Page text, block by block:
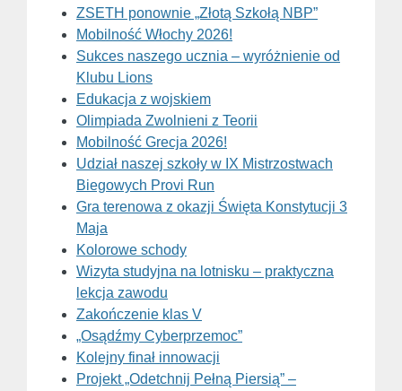
ZSETH ponownie „Złotą Szkołą NBP”
Mobilność Włochy 2026!
Sukces naszego ucznia – wyróżnienie od
Klubu Lions
Edukacja z wojskiem
Olimpiada Zwolnieni z Teorii
Mobilność Grecja 2026!
Udział naszej szkoły w IX Mistrzostwach
Biegowych Provi Run
Gra terenowa z okazji Święta Konstytucji 3
Maja
Kolorowe schody
Wizyta studyjna na lotnisku – praktyczna
lekcja zawodu
Zakończenie klas V
„Osądźmy Cyberprzemoc”
Kolejny finał innowacji
Projekt „Odetchnij Pełną Piersią” –